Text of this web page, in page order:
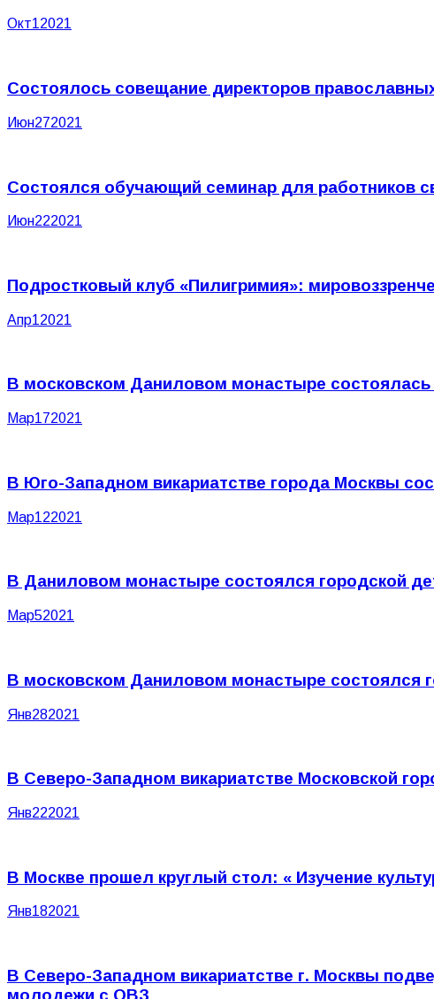
Окт12021
Состоялось совещание директоров
Июн272021
Состоялся обучающий семинар для работников
Июн222021
Подростковый клуб «Пилигримия»:
Апр12021
В московском Даниловом монастыре
Мар172021
В Юго-Западном викариатстве города Москвы
Мар122021
В Даниловом монастыре состоялся городской
Мар52021
В московском Даниловом монастыре состоялся
Янв282021
В Северо-Западном викариатстве Московской
Янв222021
В Москве прошел круглый стол: « Изучение
Янв182021
В Северо-Западном викариатстве г. Москвы
молодежи с ОВЗ